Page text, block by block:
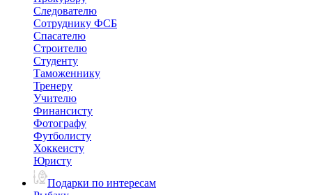
Следователю
Сотруднику ФСБ
Спасателю
Строителю
Студенту
Таможеннику
Тренеру
Учителю
Финансисту
Фотографу
Футболисту
Хоккеисту
Юристу
Подарки по интересам